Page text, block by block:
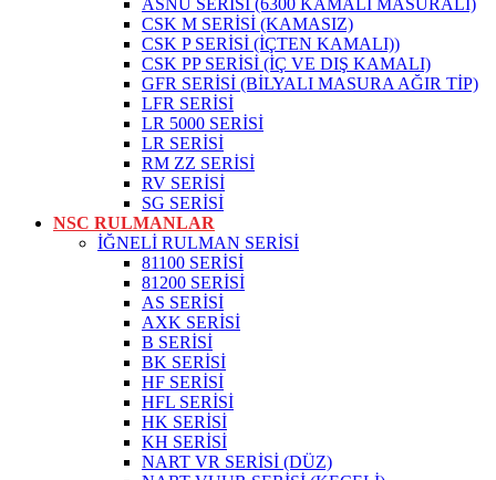
ASNU SERİSİ (6300 KAMALI MASURALI)
CSK M SERİSİ (KAMASIZ)
CSK P SERİSİ (İÇTEN KAMALI))
CSK PP SERİSİ (İÇ VE DIŞ KAMALI)
GFR SERİSİ (BİLYALI MASURA AĞIR TİP)
LFR SERİSİ
LR 5000 SERİSİ
LR SERİSİ
RM ZZ SERİSİ
RV SERİSİ
SG SERİSİ
NSC RULMANLAR
İĞNELİ RULMAN SERİSİ
81100 SERİSİ
81200 SERİSİ
AS SERİSİ
AXK SERİSİ
B SERİSİ
BK SERİSİ
HF SERİSİ
HFL SERİSİ
HK SERİSİ
KH SERİSİ
NART VR SERİSİ (DÜZ)